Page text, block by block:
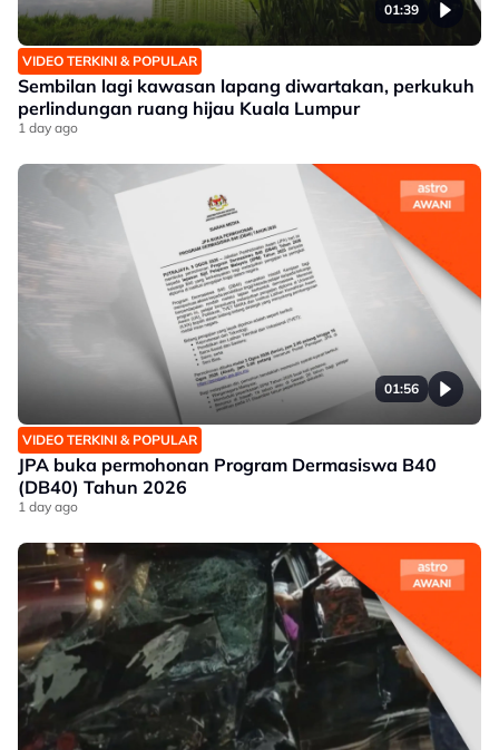
01:39
VIDEO TERKINI & POPULAR
Sembilan lagi kawasan lapang diwartakan, perkukuh
perlindungan ruang hijau Kuala Lumpur
1 day ago
01:56
VIDEO TERKINI & POPULAR
JPA buka permohonan Program Dermasiswa B40
(DB40) Tahun 2026
1 day ago